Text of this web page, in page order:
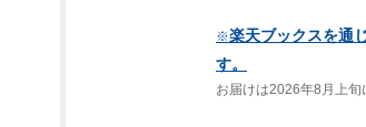
※楽天ブックスを通
す。
お届けは2026年8月上旬